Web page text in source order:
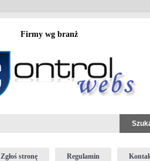
Firmy wg branż
Zgłoś stronę Regulamin